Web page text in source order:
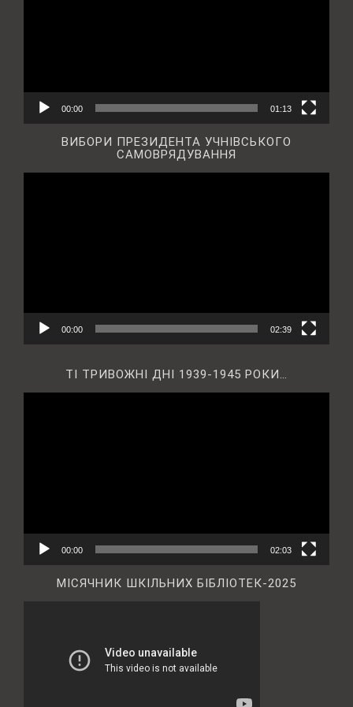
00:00 01:13
ВИБОРИ ПРЕЗИДЕНТА УЧНІВСЬКОГО
САМОВРЯДУВАННЯ
00:00 02:39
ТІ ТРИВОЖНІ ДНІ 1939-1945 РОКИ…
00:00 02:03
МІСЯЧНИК ШКІЛЬНИХ БІБЛІОТЕК-2025